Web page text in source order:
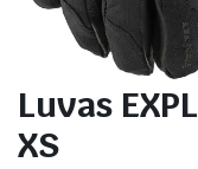
Luvas
XS